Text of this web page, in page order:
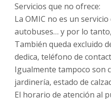
Servicios que no ofrece:
La OMIC no es un
autobuses… y por lo
También queda excluido
dedica, teléfono de
Igualmente tampoco son
jardinería, estado de
El horario de atención al